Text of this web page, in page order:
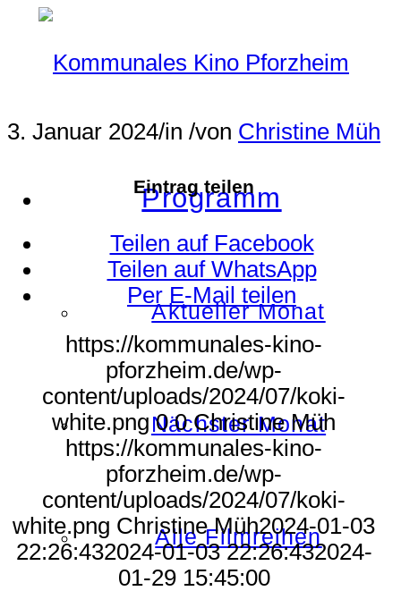
Programm
Aktueller Monat
Nächster Monat
Alle Filmreihen
3. Januar 2024/in /von Christine Müh
Eintrag teilen
Teilen auf Facebook
Teilen auf WhatsApp
Per E-Mail teilen
https://kommunales-kino-
pforzheim.de/wp-
content/uploads/2024/07/koki-
white.png 0 0 Christine Müh
https://kommunales-kino-
pforzheim.de/wp-
content/uploads/2024/07/koki-
white.png Christine Müh2024-01-03
22:26:432024-01-03 22:26:432024-
01-29 15:45:00